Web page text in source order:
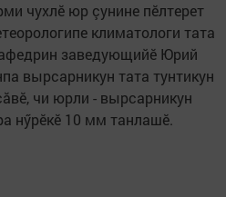
чухлӗ юр çунине пӗлтерет
климатологи тата
заведующийӗ Юрий
вырсарникун тата тунтикун
чи юрли - вырсарникун
нӳрӗкӗ 10 мм танлашӗ.